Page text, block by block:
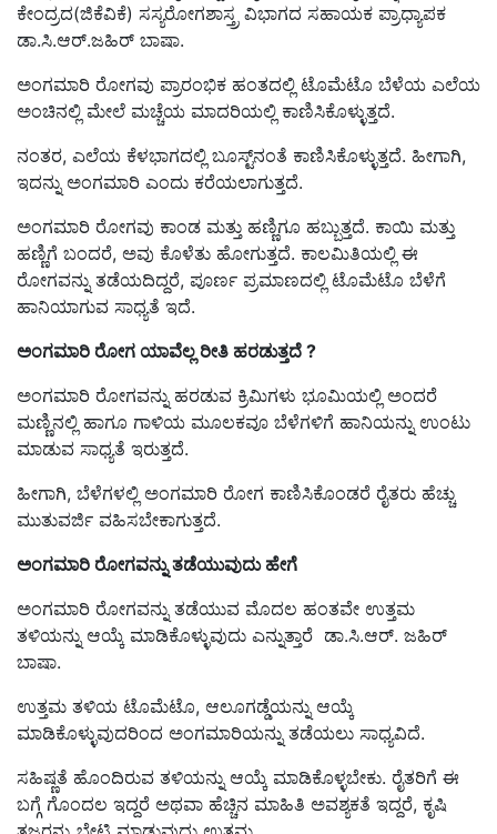
ಕೇಂದ್ರದ(ಜಿಕೆವಿಕೆ) ಸಸ್ಯರೋಗಶಾಸ್ತ್ರ ವಿಭಾಗದ ಸಹಾಯಕ ಪ್ರಾಧ್ಯಾಪಕ
ಡಾ.ಸಿ.ಆರ್‌.ಜಹಿರ್‌ ಬಾಷಾ.
ಅಂಗಮಾರಿ ರೋಗವು ಪ್ರಾರಂಭಿಕ ಹಂತದಲ್ಲಿ ಟೊಮೆಟೊ ಬೆಳೆಯ ಎಲೆಯ
ಅಂಚಿನಲ್ಲಿ ಮೇಲೆ ಮಚ್ಚೆಯ ಮಾದರಿಯಲ್ಲಿ ಕಾಣಿಸಿಕೊಳ್ಳುತ್ತದೆ.
ನಂತರ, ಎಲೆಯ ಕೆಳಭಾಗದಲ್ಲಿ ಬೂಸ್ಟ್‌ನಂತೆ ಕಾಣಿಸಿಕೊಳ್ಳುತ್ತದೆ. ಹೀಗಾಗಿ,
ಇದನ್ನು ಅಂಗಮಾರಿ ಎಂದು ಕರೆಯಲಾಗುತ್ತದೆ.
ಅಂಗಮಾರಿ ರೋಗವು ಕಾಂಡ ಮತ್ತು ಹಣ್ಣಿಗೂ ಹಬ್ಬುತ್ತದೆ. ಕಾಯಿ ಮತ್ತು
ಹಣ್ಣಿಗೆ ಬಂದರೆ, ಅವು ಕೊಳೆತು ಹೋಗುತ್ತದೆ. ಕಾಲಮಿತಿಯಲ್ಲಿ ಈ
ರೋಗವನ್ನು ತಡೆಯದಿದ್ದರೆ, ಪೂರ್ಣ ಪ್ರಮಾಣದಲ್ಲಿ ಟೊಮೆಟೊ ಬೆಳೆಗೆ
ಹಾನಿಯಾಗುವ ಸಾಧ್ಯತೆ ಇದೆ.
ಅಂಗಮಾರಿ ರೋಗ ಯಾವೆಲ್ಲ ರೀತಿ ಹರಡುತ್ತದೆ ?
ಅಂಗಮಾರಿ ರೋಗವನ್ನು ಹರಡುವ ಕ್ರಿಮಿಗಳು ಭೂಮಿಯಲ್ಲಿ ಅಂದರೆ
ಮಣ್ಣಿನಲ್ಲಿ ಹಾಗೂ ಗಾಳಿಯ ಮೂಲಕವೂ ಬೆಳೆಗಳಿಗೆ ಹಾನಿಯನ್ನು ಉಂಟು
ಮಾಡುವ ಸಾಧ್ಯತೆ ಇರುತ್ತದೆ.
ಹೀಗಾಗಿ, ಬೆಳೆಗಳಲ್ಲಿ ಅಂಗಮಾರಿ ರೋಗ ಕಾಣಿಸಿಕೊಂಡರೆ ರೈತರು ಹೆಚ್ಚು
ಮುತುವರ್ಜಿ ವಹಿಸಬೇಕಾಗುತ್ತದೆ.
ಅಂಗಮಾರಿ ರೋಗವನ್ನು ತಡೆಯುವುದು ಹೇಗೆ
ಅಂಗಮಾರಿ ರೋಗವನ್ನು ತಡೆಯುವ ಮೊದಲ ಹಂತವೇ ಉತ್ತಮ
ತಳಿಯನ್ನು ಆಯ್ಕೆ ಮಾಡಿಕೊಳ್ಳುವುದು ಎನ್ನುತ್ತಾರೆ ಡಾ.ಸಿ.ಆರ್‌. ಜಹಿರ್‌
ಬಾಷಾ.
ಉತ್ತಮ ತಳಿಯ ಟೊಮೆಟೊ, ಆಲೂಗಡ್ಡೆಯನ್ನು ಆಯ್ಕೆ
ಮಾಡಿಕೊಳ್ಳುವುದರಿಂದ ಅಂಗಮಾರಿಯನ್ನು ತಡೆಯಲು ಸಾಧ್ಯವಿದೆ.
ಸಹಿಷ್ಣತೆ ಹೊಂದಿರುವ ತಳಿಯನ್ನು ಆಯ್ಕೆ ಮಾಡಿಕೊಳ್ಳಬೇಕು. ರೈತರಿಗೆ ಈ
ಬಗ್ಗೆ ಗೊಂದಲ ಇದ್ದರೆ ಅಥವಾ ಹೆಚ್ಚಿನ ಮಾಹಿತಿ ಅವಶ್ಯಕತೆ ಇದ್ದರೆ, ಕೃಷಿ